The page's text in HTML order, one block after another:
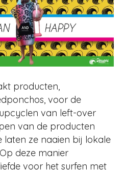
producten,
voor de
van left-over
van de producten
laten ze naaien bij lokale
deze manier
voor het surfen met